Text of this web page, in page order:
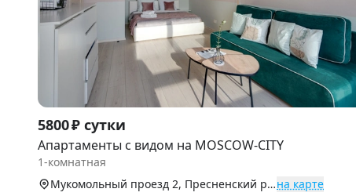
Item
1
of
5800 ₽ сутки
Апартаменты с видом на MOSCOW-CITY
1-комнатная
Мукомольный проезд 2, Пресненский р-н (Центр)на карте